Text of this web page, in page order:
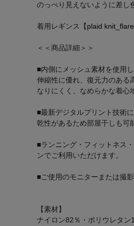
のっぺり見えないように差し
着用レギンス【plaid
＜＜商品詳細＞＞
■内側にメッシュ素材を使用
伸縮性に優れ、復元力のある
なりにくく、なめらかな着心
■最新デジタルプリント技術
乾性があるため部屋干しも可
■ランニング・フィットネス
ンでご利用いただけます。
■ご使用のモニターまたは撮
【素材】
ナイロン82％・ポリウレタン